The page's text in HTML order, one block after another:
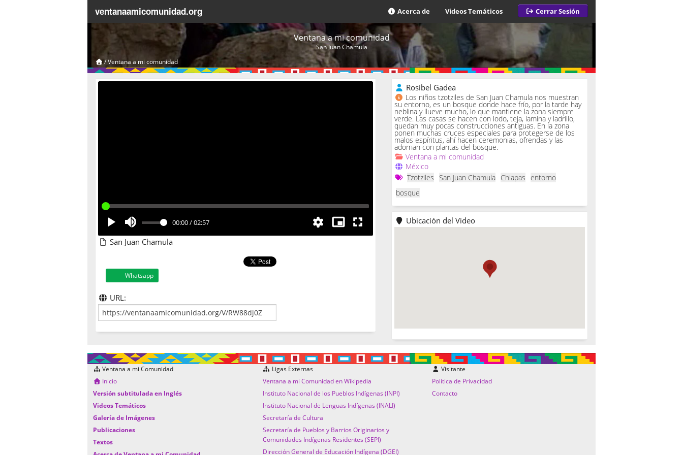
ventanaamicomunidad.org Acerca de Videos Temáticos Cerrar Sesión
Ventana a mi comunidad
San Juan Chamula
/Ventana a mi comunidad
00:00/02:57
San Juan Chamula
Whatsapp
URL:
Rosibel Gadea
Los niños tzotziles de San Juan Chamula nos muestran
su entorno, es un bosque donde hace frío, por la tarde hay
neblina y llueve mucho, lo que mantiene la zona siempre
verde. Las casas se hacen con lodo, teja, lamina y ladrillo,
quedan muy pocas construcciones antiguas. En la zona
ponen muchas cruces especiales para protegerse de los
malos espíritus, ahí hacen ceremonias, ofrendas y las
adornan con plantas del bosque.
Ventana a mi comunidad
México
Tzotziles San Juan Chamula Chiapas entorno
bosque
Ubicación del Video
Ventana a mi Comunidad
Inicio
Versión subtitulada en Inglés
Videos Temáticos
Galería de Imágenes
Publicaciones
Textos
Ligas Externas
Ventana a mi Comunidad en Wikipedia
Instituto Nacional de los Pueblos Indígenas (INPI)
Instituto Nacional de Lenguas Indígenas (INALI)
Secretaría de Cultura
Secretaría de Pueblos y Barrios Originarios y
Comunidades Indígenas Residentes (SEPI)
Dirección General de Educación Indígena (DGEI)
Visitante
Política de Privacidad
Contacto